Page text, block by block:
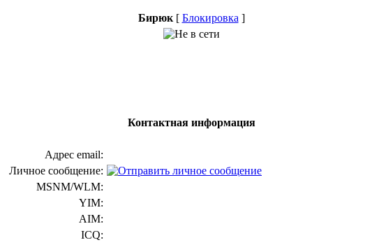
Бирюк[ Блокировка ]
Контактная информация
Адрес email:
Личное сообщение:
MSNM/WLM:
YIM:
AIM:
ICQ: